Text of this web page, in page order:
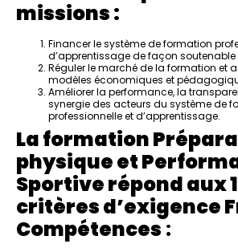
missions :
Financer le système de formation
d’apprentissage de façon soutenable
Réguler le marché de la formation et
modèles économiques et
Améliorer la performance, la
synergie des acteurs du système de
professionnelle et d’apprentissage.
La formation
physique et
Sportive répond aux
critères d’exigence
Compétences :